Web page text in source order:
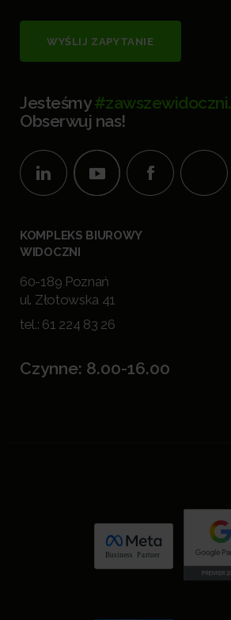
WYŚLIJ ZAPYTANIE
Jesteśmy#zawszewidoczni.
Obserwuj nas!
KOMPLEKS BIUROWY
WIDOCZNI
60-189 Poznań
ul. Złotowska 41
tel.: 61 224 83 26
Czynne: 8.00-16.00